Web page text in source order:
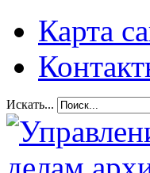
Карта
Искать...